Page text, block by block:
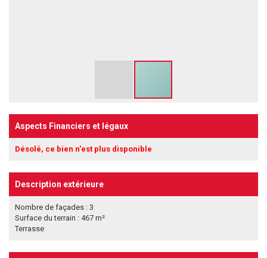
Aspects Financiers et légaux
Désolé, ce bien n'est plus disponible
Description extérieure
Nombre de façades : 3
Surface du terrain : 467 m²
Terrasse